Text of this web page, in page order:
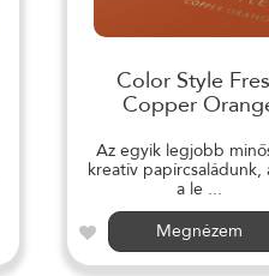
Color Style
Copper
Az egyik legjobb
kreatív papírcsaládunk,
a le ...
Megnézem